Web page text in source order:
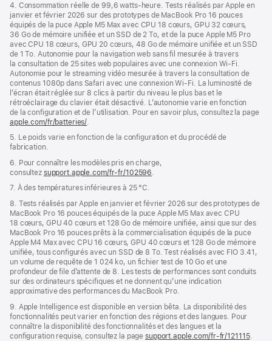
4. Consommation réelle de 99,6 watts‑heure. Tests réalisés par Apple en
janvier et février 2026 sur des prototypes de MacBook Pro 16 pouces
équipés de la puce Apple M5 Max avec CPU 18 cœurs, GPU 32 cœurs,
36 Go de mémoire unifiée et un SSD de 2 To, et de la puce Apple M5 Pro
avec CPU 18 cœurs, GPU 20 cœurs, 48 Go de mémoire unifiée et un SSD
de 1 To. Autonomie pour la navigation web sans fil mesurée à travers
la consultation de 25 sites web populaires avec une connexion Wi-Fi.
Autonomie pour le streaming vidéo mesurée à travers la consultation de
contenus 1080p dans Safari avec une connexion Wi‑Fi. La luminosité de
l’écran était réglée sur 8 clics à partir du niveau le plus bas et le
rétroéclairage du clavier était désactivé. L’autonomie varie en fonction
de la configuration et de l’utilisation. Pour en savoir plus, consultez la page
apple.com/fr/batteries/
5. Le poids varie en fonction de la configuration et du procédé de
fabrication.
6. Pour connaître les modèles pris en charge,
consultez support.apple.com/fr-fr/102596.
7. À des températures inférieures à 25 °C.
8. Tests réalisés par Apple en janvier et février 2026 sur des prototypes de
MacBook Pro 16 pouces équipés de la puce Apple M5 Max avec CPU
18 cœurs, GPU 40 cœurs et 128 Go de mémoire unifiée, ainsi que sur des
MacBook Pro 16 pouces prêts à la commercialisation équipés de la puce
Apple M4 Max avec CPU 16 cœurs, GPU 40 cœurs et 128 Go de mémoire
unifiée, tous configurés avec un SSD de 8 To. Test réalisés avec FIO 3.41,
un volume de requête de 1 024 ko, un fichier test de 10 Go et une
profondeur de file d’attente de 8. Les tests de performances sont conduits
sur des ordinateurs spécifiques et ne donnent qu’une indication
approximative des performances du MacBook Pro.
9. Apple Intelligence est disponible en version bêta. La disponibilité des
fonctionnalités peut varier en fonction des régions et des langues. Pour
connaître la disponibilité des fonctionnalités et des langues et la
configuration requise, consultez la pagesupport.apple.com/fr-fr/121115.